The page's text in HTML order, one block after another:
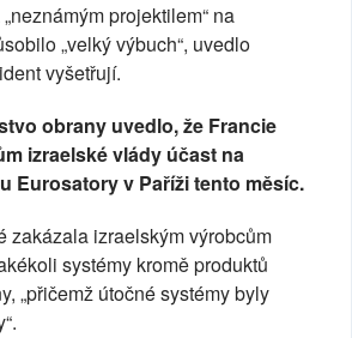
projektilem“ na
„velký výbuch“, uvedlo
vyšetřují.
obrany uvedlo, že Francie
izraelské vlády účast na
Eurosatory v Paříži tento měsíc.
zakázala izraelským výrobcům
systémy kromě produktů
„přičemž útočné systémy byly